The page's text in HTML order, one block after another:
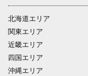
北海道エリア
関東エリア
近畿エリア
四国エリア
沖縄エリア